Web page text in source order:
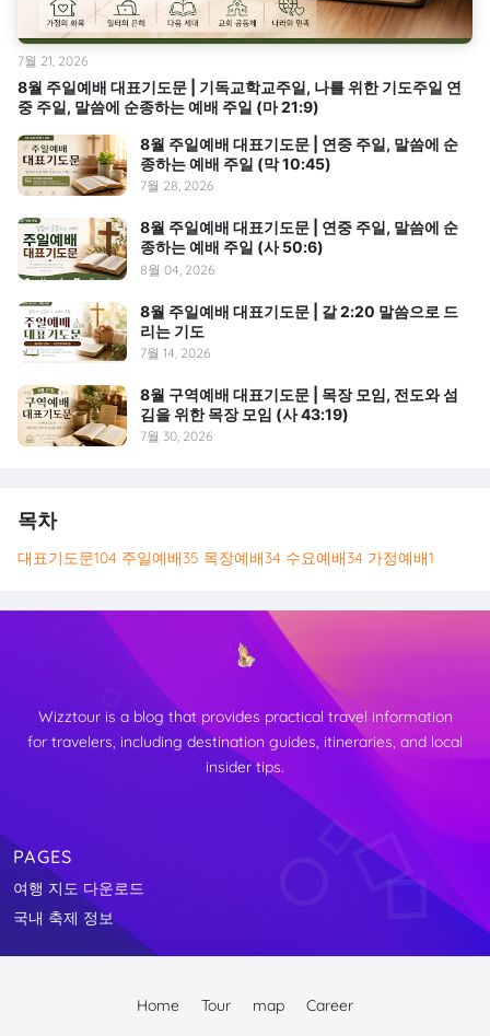
8월 주일예배 대표기도문 | 기독교학교주일, 나를 위한 기도주일 연
중 주일, 말씀에 순종하는 예배 주일 (마 21:9)
7월 21, 2026
8월 주일예배 대표기도문 | 연중 주일, 말씀에 순
종하는 예배 주일 (막 10:45)
7월 28, 2026
8월 주일예배 대표기도문 | 연중 주일, 말씀에 순
종하는 예배 주일 (사 50:6)
8월 04, 2026
8월 주일예배 대표기도문 | 갈 2:20 말씀으로 드
리는 기도
7월 14, 2026
8월 구역예배 대표기도문 | 목장 모임, 전도와 섬
김을 위한 목장 모임 (사 43:19)
7월 30, 2026
목차
대표기도문104 주일예배35 목장예배34 수요예배34 가정예배1
Wizztour is a blog that provides practical travel information
for travelers, including destination guides, itineraries, and local
insider tips.
PAGES
여행 지도 다운로드
국내 축제 정보
Home Tour map Career